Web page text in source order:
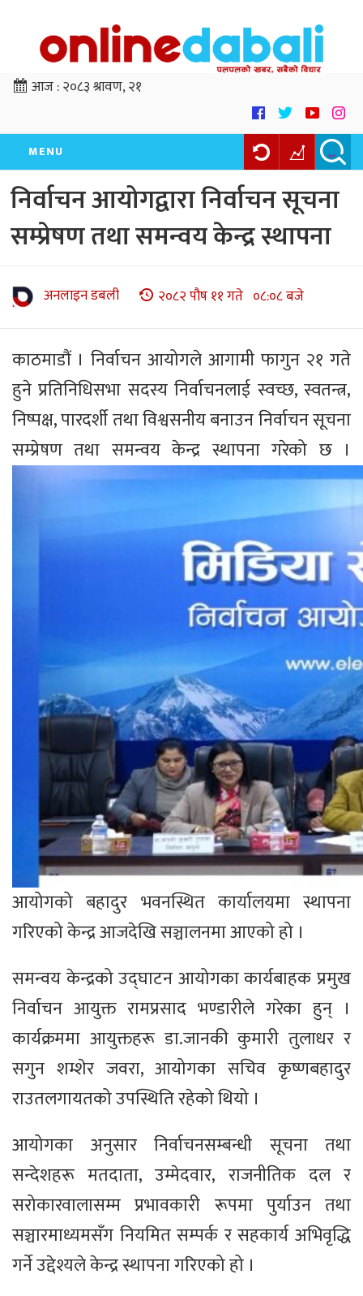
आज :२०८३ श्रावण, २१
MENU
निर्वाचन आयोगद्वारा निर्वाचन सूचना
सम्प्रेषण तथा समन्वय केन्द्र स्थापना
अनलाइन डबली २०८२ पौष ११ गते ०८:०८ बजे
काठमाडौं । निर्वाचन आयोगले आगामी फागुन २१ गते
हुने प्रतिनिधिसभा सदस्य निर्वाचनलाई स्वच्छ, स्वतन्त्र,
निष्पक्ष, पारदर्शी तथा विश्वसनीय बनाउन निर्वाचन सूचना
सम्प्रेषण तथा समन्वय केन्द्र स्थापना गरेको छ ।
आयोगको बहादुर भवनस्थित कार्यालयमा स्थापना
गरिएको केन्द्र आजदेखि सञ्चालनमा आएको हो ।
समन्वय केन्द्रको उद्घाटन आयोगका कार्यबाहक प्रमुख
निर्वाचन आयुक्त रामप्रसाद भण्डारीले गरेका हुन् ।
कार्यक्रममा आयुक्तहरू डा.जानकी कुमारी तुलाधर र
सगुन शम्शेर जवरा, आयोगका सचिव कृष्णबहादुर
राउतलगायतको उपस्थिति रहेको थियो ।
आयोगका अनुसार निर्वाचनसम्बन्धी सूचना तथा
सन्देशहरू मतदाता, उम्मेदवार, राजनीतिक दल र
सरोकारवालासम्म प्रभावकारी रूपमा पुर्याउन तथा
सञ्चारमाध्यमसँग नियमित सम्पर्क र सहकार्य अभिवृद्धि
गर्ने उद्देश्यले केन्द्र स्थापना गरिएको हो ।